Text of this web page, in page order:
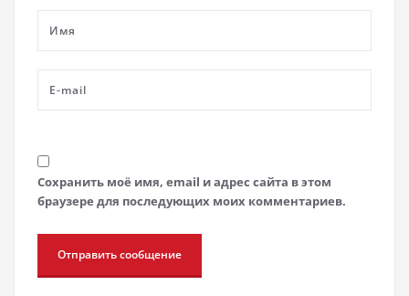
Сохранить моё имя, email и адрес сайта в этом
браузере для последующих моих комментариев.